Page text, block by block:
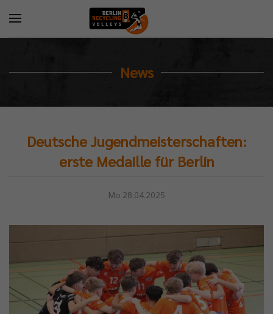
News
Deutsche Jugendmeisterschaften:
erste Medaille für Berlin
Mo 28.04.2025